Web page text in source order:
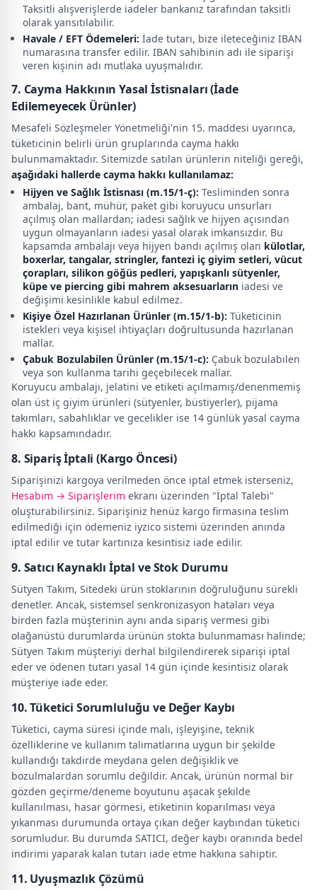
Taksitli alışverişlerde iadeler bankanız tarafından taksitli
olarak yansıtılabilir.
Havale / EFT Ödemeleri: İade tutarı, bize ileteceğiniz IBAN
numarasına transfer edilir. IBAN sahibinin adı ile siparişi
veren kişinin adı mutlaka uyuşmalıdır.
7. Cayma Hakkının Yasal İstisnaları (İade
Edilemeyecek Ürünler)
Mesafeli Sözleşmeler Yönetmeliği'nin 15. maddesi uyarınca,
tüketicinin belirli ürün gruplarında cayma hakkı
bulunmamaktadır. Sitemizde satılan ürünlerin niteliği gereği,
aşağıdaki hallerde cayma hakkı kullanılamaz:
Hijyen ve Sağlık İstisnası (m.15/1-ç): Tesliminden sonra
ambalaj, bant, mühür, paket gibi koruyucu unsurları
açılmış olan mallardan; iadesi sağlık ve hijyen açısından
uygun olmayanların iadesi yasal olarak imkansızdır. Bu
kapsamda ambalajı veya hijyen bandı açılmış olan külotlar,
boxerlar, tangalar, stringler, fantezi iç giyim setleri, vücut
çorapları, silikon göğüs pedleri, yapışkanlı sütyenler,
küpe ve piercing gibi mahrem aksesuarların iadesi ve
değişimi kesinlikle kabul edilmez.
Kişiye Özel Hazırlanan Ürünler (m.15/1-b): Tüketicinin
istekleri veya kişisel ihtiyaçları doğrultusunda hazırlanan
mallar.
Çabuk Bozulabilen Ürünler (m.15/1-c): Çabuk bozulabilen
veya son kullanma tarihi geçebilecek mallar.
Koruyucu ambalajı, jelatini ve etiketi açılmamış/denenmemiş
olan üst iç giyim ürünleri (sütyenler, büstiyerler), pijama
takımları, sabahlıklar ve gecelikler ise 14 günlük yasal cayma
hakkı kapsamındadır.
8. Sipariş İptali (Kargo Öncesi)
Siparişinizi kargoya verilmeden önce iptal etmek isterseniz,
Hesabım → Siparişlerim ekranı üzerinden "İptal Talebi"
oluşturabilirsiniz. Siparişiniz henüz kargo firmasına teslim
edilmediği için ödemeniz iyzico sistemi üzerinden anında
iptal edilir ve tutar kartınıza kesintisiz iade edilir.
9. Satıcı Kaynaklı İptal ve Stok Durumu
Sütyen Takım, Sitedeki ürün stoklarının doğruluğunu sürekli
denetler. Ancak, sistemsel senkronizasyon hataları veya
birden fazla müşterinin aynı anda sipariş vermesi gibi
olağanüstü durumlarda ürünün stokta bulunmaması halinde;
Sütyen Takım müşteriyi derhal bilgilendirerek siparişi iptal
eder ve ödenen tutarı yasal 14 gün içinde kesintisiz olarak
müşteriye iade eder.
10. Tüketici Sorumluluğu ve Değer Kaybı
Tüketici, cayma süresi içinde malı, işleyişine, teknik
özelliklerine ve kullanım talimatlarına uygun bir şekilde
kullandığı takdirde meydana gelen değişiklik ve
bozulmalardan sorumlu değildir. Ancak, ürünün normal bir
gözden geçirme/deneme boyutunu aşacak şekilde
kullanılması, hasar görmesi, etiketinin koparılması veya
yıkanması durumunda ortaya çıkan değer kaybından tüketici
sorumludur. Bu durumda SATICI, değer kaybı oranında bedel
indirimi yaparak kalan tutarı iade etme hakkına sahiptir.
11. Uyuşmazlık Çözümü